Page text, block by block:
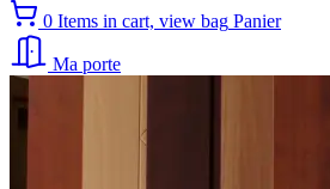
0 Items in cart, view bag Panier
Ma porte